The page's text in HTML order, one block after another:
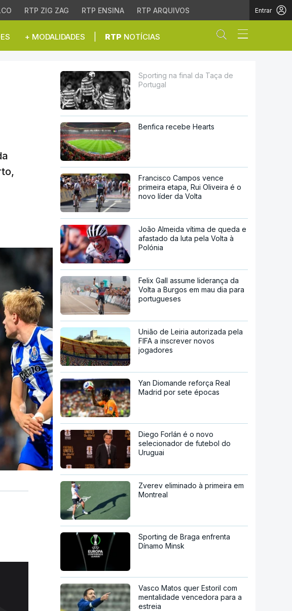
RTP ZIG ZAG RTP ENSINA RTP ARQUIVOS Entrar
+ MODALIDADES RTP NOTÍCIAS Abrir campo
Sporting na final da Taça de
Portugal
Benfica recebe Hearts
Francisco Campos vence
primeira etapa, Rui Oliveira é o
novo líder da Volta
João Almeida vítima de queda e
afastado da luta pela Volta à
Polónia
Felix Gall assume liderança da
Volta a Burgos em mau dia para
portugueses
União de Leiria autorizada pela
FIFA a inscrever novos
jogadores
Yan Diomande reforça Real
Madrid por sete épocas
Diego Forlán é o novo
selecionador de futebol do
Uruguai
Zverev eliminado à primeira em
Montreal
Sporting de Braga enfrenta
Dínamo Minsk
Vasco Matos quer Estoril com
mentalidade vencedora para a
estreia